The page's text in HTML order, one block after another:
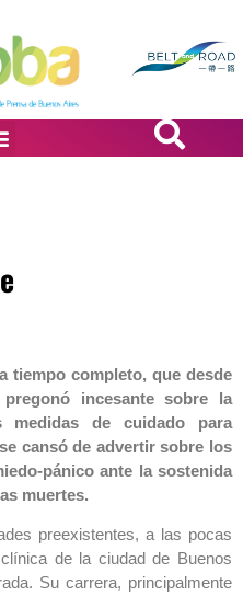
tiempo completo, que desde
incesante sobre la
medidas de cuidado para
cansó de advertir sobre los
pánico ante la sostenida
muertes.
preexistentes, a las pocas
de la ciudad de Buenos
Su carrera, principalmente